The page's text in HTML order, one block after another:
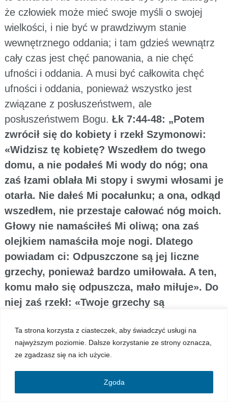
Ta strona korzysta z ciasteczek, aby świadczyć usługi na
najwyższym poziomie. Dalsze korzystanie ze strony oznacza,
ze zgadzasz się na ich użycie.
Zgoda
że człowiek może mieć swoje myśli o swojej
wielkości, i nie być w prawdziwym stanie
wewnętrznego oddania; i tam gdzieś wewnątrz
cały czas jest chęć panowania, a nie chęć
ufności i oddania. A musi być całkowita chęć
ufności i oddania, ponieważ wszystko jest
związane z posłuszeństwem, ale
posłuszeństwem Bogu. Łk 7:44-48: „Potem
zwrócił się do kobiety i rzekł Szymonowi:
«Widzisz tę kobietę? Wszedłem do twego
domu, a nie podałeś Mi wody do nóg; ona
zaś łzami oblała Mi stopy i swymi włosami je
otarła. Nie dałeś Mi pocałunku; a ona, odkąd
wszedłem, nie przestaje całować nóg moich.
Głowy nie namaściłeś Mi oliwą; ona zaś
olejkiem namaściła moje nogi. Dlatego
powiadam ci: Odpuszczone są jej liczne
grzechy, ponieważ bardzo umiłowała. A ten,
komu mało się odpuszcza, mało miłuje». Do
niej zaś rzekł: «Twoje grzechy są
Prz 4:18-19: „Ścieżka prawych – to światło
poranne, wschodzi – wzrasta aż do południa;
Mamy świadomość kim jesteśmy, kim Chrystus